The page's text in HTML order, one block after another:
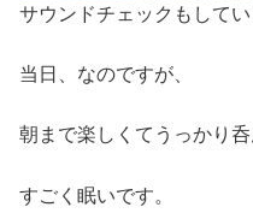
サウンドチェックもしてい
当日、なのですが、
朝まで楽しくてうっかり呑
すごく眠いです。